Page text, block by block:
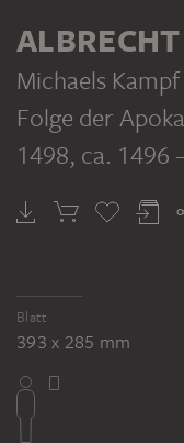
ALBRECHT DÜRER
Michaels
Folge der
1498, ca. 1496
Blatt
393 x 285 mm